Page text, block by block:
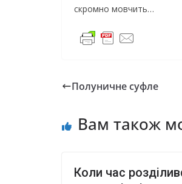
скромно мовчить…
Полуничне суфле
Вам також
Коли час